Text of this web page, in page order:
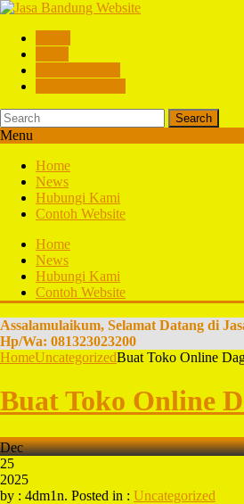
Search
Menu
Home
News
Hubungi Kami
Contoh Website
Home
News
Hubungi Kami
Contoh Website
Assalamulaikum, Selamat Datang di
Hp/Wa: 081323023200
HomeUncategorizedBuat Toko Online
Buat Toko Online
Dec
25
2025
by : 4dm1n. Posted in : Uncategorized